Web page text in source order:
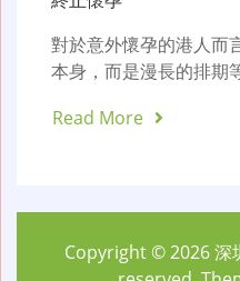
對於意外懷孕的港人而
本身，而是漫長的排期
Read More
Copyright © 2026深